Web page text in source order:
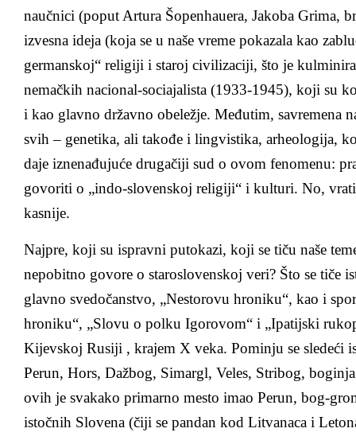
naučnici (poput Artura Šopenhauera, Jakoba Grima,
izvesna ideja (koja se u naše vreme pokazala kao
germanskoj“ religiji i staroj civilizaciji, što je
nemačkih nacional-sociajalista (1933-1945), koji su
i kao glavno državno obeležje. Međutim, savremena
svih – genetika, ali takođe i lingvistika, arheologija,
daje iznenađujuće drugačiji sud o ovom fenomenu:
govoriti o „indo-slovenskoj religiji“ i kulturi. No,
kasnije.
Najpre, koji su ispravni putokazi, koji se tiču naše
nepobitno govore o staroslovenskoj veri? Što se tiče
glavno svedočanstvo, „Nestorovu hroniku“, kao i
hroniku“, „Slovu o polku Igorovom“ i „Ipatijski
Kijevskoj Rusiji , krajem X veka. Pominju se sledeći
Perun, Hors, Dažbog, Simargl, Veles, Stribog,
ovih je svakako primarno mesto imao Perun, bog-
istočnih Slovena (čiji se pandan kod Litvanaca i